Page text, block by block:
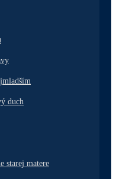
duch
starej matere